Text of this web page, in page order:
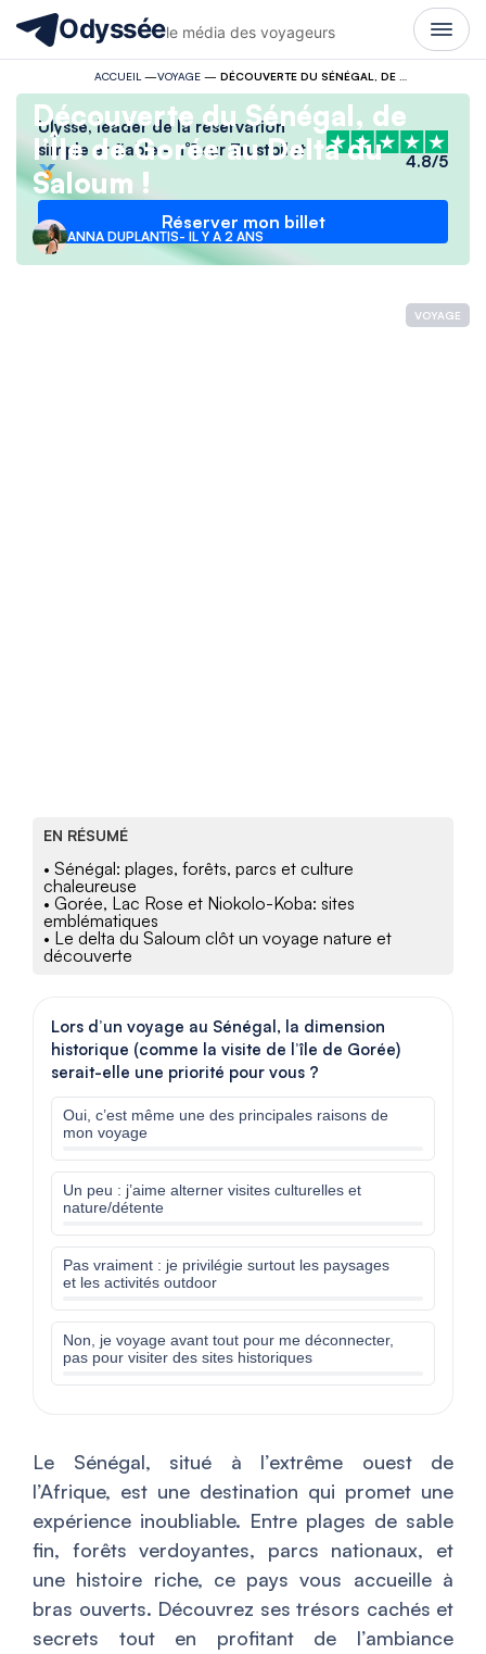
Odysséele média des voyageurs
ACCUEIL —VOYAGE—
Ulysse, leader de la réservation
simple et fiable - n°1 sur Trustpilot
4.8/5
Réserver mon billet
VOYAGE
Découverte du Sénégal, de
l’Île de Gorée au Delta du
Saloum !
ANNA DUPLANTIS- IL Y A 2 ANS
EN RÉSUMÉ
• Sénégal: plages, forêts, parcs et culture
chaleureuse
• Gorée, Lac Rose et Niokolo-Koba: sites
emblématiques
• Le delta du Saloum clôt un voyage nature et
découverte
Lors d’un voyage au Sénégal, la dimension
historique (comme la visite de l’île de Gorée)
serait-elle une priorité pour vous ?
Oui, c’est même une des principales raisons de
mon voyage
Un peu : j’aime alterner visites culturelles et
nature/détente
Pas vraiment : je privilégie surtout les paysages
et les activités outdoor
Non, je voyage avant tout pour me déconnecter,
pas pour visiter des sites historiques
Le Sénégal, situé à l’extrême ouest de
l’Afrique, est une destination qui promet une
expérience inoubliable. Entre plages de sable
fin, forêts verdoyantes, parcs nationaux, et
une histoire riche, ce pays vous accueille à
bras ouverts. Découvrez ses trésors cachés et
secrets tout en profitant de l’ambiance